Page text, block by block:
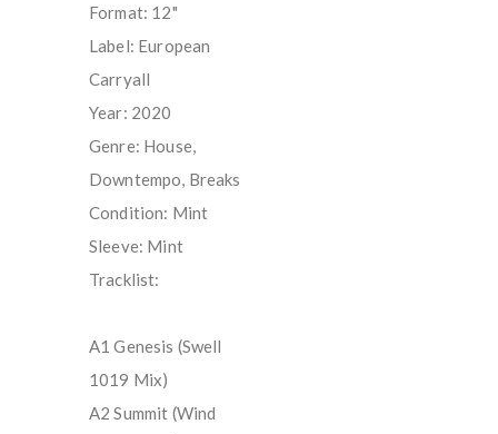
Format: 12"
Label: European
Carryall
Year: 2020
Genre: House,
Downtempo, Breaks
Condition: Mint
Sleeve: Mint
Tracklist:
A1 Genesis (Swell
1019 Mix)
A2 Summit (Wind